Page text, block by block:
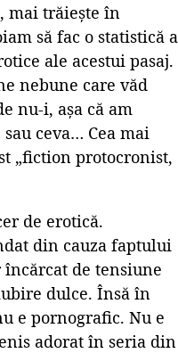
mai trăiește în
să fac o statistică a
ale acestui pasaj.
nebune care văd
nu-i, așa că am
ceva… Cea mai
„fiction protocronist,
de erotică.
din cauza faptului
încărcat de tensiune
dulce. Însă în
e pornografic. Nu e
adorat în seria din